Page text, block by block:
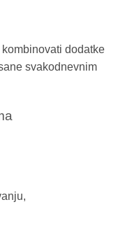
dodatke
svakodnevnim